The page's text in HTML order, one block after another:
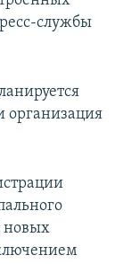
службы
организация
новых